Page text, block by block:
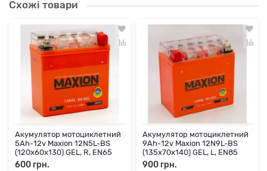
Схожі товари
Акумулятор мотоциклетний
5Ah-12v Maxion 12N5L-BS
(120х60х130) GEL, R, EN65
600 грн.
Акумулятор мотоциклетний
9Ah-12v Maxion 12N9L-BS
(135х70х140) GEL, L, EN85
900 грн.